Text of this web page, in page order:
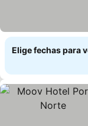
Elige fechas para